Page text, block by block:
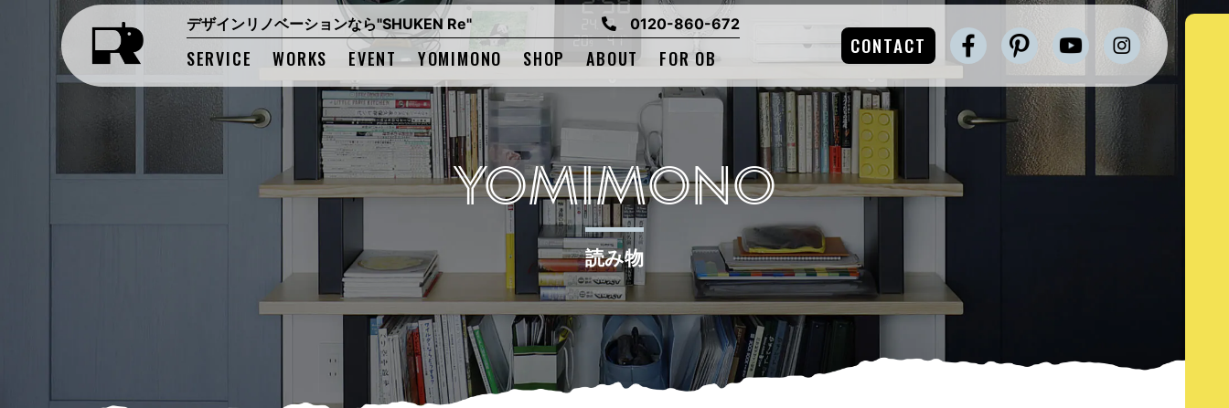
デザインリノベーションなら"SHUKEN Re" 0120-860-672
SERVICE WORKS EVENT YOMIMONO SHOP ABOUT FOR OB
CONTACT
YOMIMONO
読み物